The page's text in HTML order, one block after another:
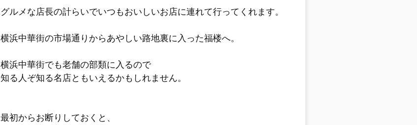
グルメな店長の計らいでいつもおいしいお店に連れて行ってくれます。
横浜中華街の市場通りからあやしい路地裏に入った福楼へ。
横浜中華街でも老舗の部類に入るので
知る人ぞ知る名店ともいえるかもしれません。
最初からお断りしておくと、